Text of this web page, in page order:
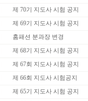
제 70기 지도사 시험 공지
제 69기 지도사 시험 공지
홈패션 분과장 변경
제 68기 지도사 시험 공지
제 67회 지도사 시험 공지
제 66회 지도사 시험공지
제 65기 지도사 시험 공지